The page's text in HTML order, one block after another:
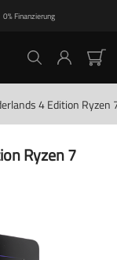
0% Finanzierung
4 Edition Ryzen
Ryzen 7